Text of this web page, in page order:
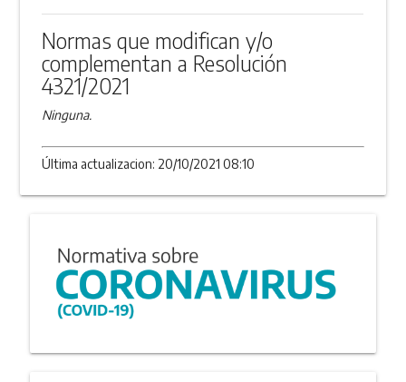
Normas que modifican y/o
complementan a Resolución
4321/2021
Ninguna.
Última actualizacion: 20/10/2021 08:10